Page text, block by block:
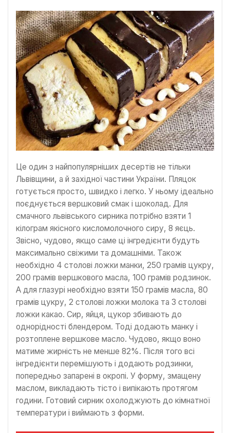
Це один з найпопулярніших десертів не тільки
Львівщини, а й західної частини України. Пляцок
готується просто, швидко і легко. У ньому ідеально
поєднується вершковий смак і шоколад. Для
смачного львівського сирника потрібно взяти 1
кілограм якісного кисломолочного сиру, 8 яєць.
Звісно, чудово, якщо саме ці інгредієнти будуть
максимально свіжими та домашніми. Також
необхідно 4 столові ложки манки, 250 грамів цукру,
200 грамів вершкового масла, 100 грамів родзинок.
А для глазурі необхідно взяти 150 грамів масла, 80
грамів цукру, 2 столові ложки молока та 3 столові
ложки какао. Сир, яйця, цукор збивають до
однорідності блендером. Тоді додають манку і
розтоплене вершкове масло. Чудово, якщо воно
матиме жирність не менше 82%. Після того всі
інгредієнти перемішують і додають родзинки,
попередньо запарені в окропі. У форму, змащену
маслом, викладають тісто і випікають протягом
години. Готовий сирник охолоджують до кімнатної
температури і виймають з форми.